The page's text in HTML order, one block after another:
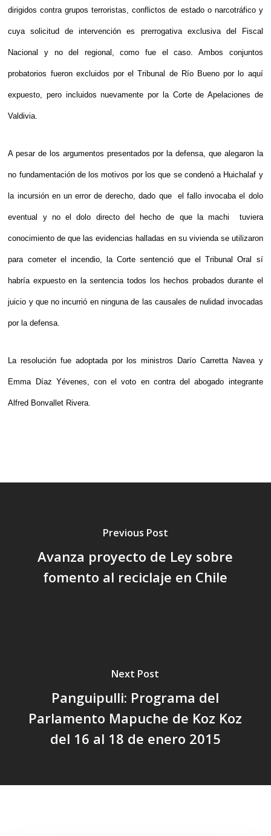
dirigidos contra grupos terroristas, conflictos de estado o narcotráfico y
cuya solicitud de intervención es prerrogativa exclusiva del Fiscal
Nacional y no del regional, como fue el caso. Ambos conjuntos
probatorios fueron excluidos por el Tribunal de Río Bueno por lo aquí
expuesto, pero incluidos nuevamente por la Corte de Apelaciones de
Valdivia.
A pesar de los argumentos presentados por la defensa, que alegaron la
no fundamentación de los motivos por los que se condenó a Huichalaf y
la incursión en un error de derecho, dado que el fallo invocaba el dolo
eventual y no el dolo directo del hecho de que la machi tuviera
conocimiento de que las evidencias halladas en su vivienda se utilizaron
para cometer el incendio, la Corte sentenció que el Tribunal Oral sí
habría expuesto en la sentencia todos los hechos probados durante el
juicio y que no incurrió en ninguna de las causales de nulidad invocadas
por la defensa.
La resolución fue adoptada por los ministros Darío Carretta Navea y
Emma Díaz Yévenes, con el voto en contra del abogado integrante
Alfred Bonvallet Rivera.
Previous Post
Avanza proyecto de Ley sobre
fomento al reciclaje en Chile
Next Post
Panguipulli: Programa del
Parlamento Mapuche de Koz Koz
del 16 al 18 de enero 2015